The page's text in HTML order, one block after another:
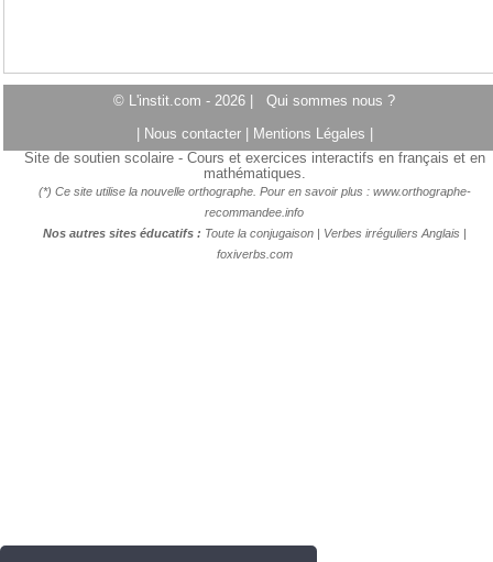
© L'instit.com - 2026 | Qui sommes nous ?
Nous contacter Mentions Légales
Site de soutien scolaire - Cours et exercices interactifs en français et en
mathématiques.
(*) Ce site utilise la nouvelle orthographe. Pour en savoir plus : www.orthographe-
recommandee.info
Nos autres sites éducatifs : Toute la conjugaison| Verbes irréguliers Anglais |
foxiverbs.com